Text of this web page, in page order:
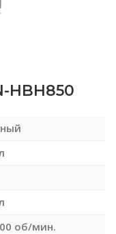
HBH850
об/мин.